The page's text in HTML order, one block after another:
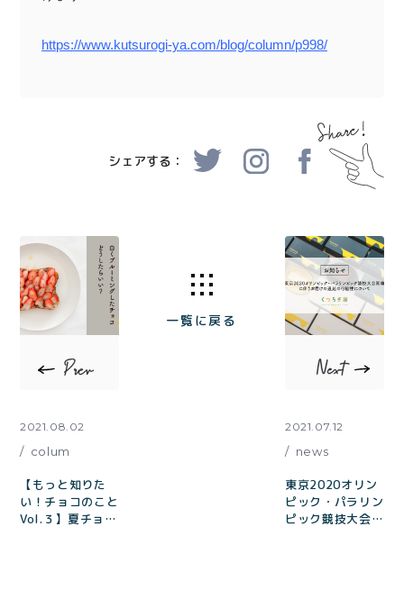
https://www.kutsurogi-ya.com/blog/column/p998/
シェアする：
2021.08.02
colum
【もっと知りた
い！チョコのこと
Vol.３】夏チョコ
2021.07.12
news
東京2020オリン
ピック・パラリン
ピック競技大会開
一覧に戻る